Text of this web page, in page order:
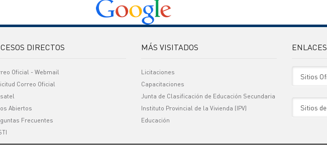
DIRECTOS
Oficial - Webmail
Correo Oficial
Abiertos
Frecuentes
MÁS VISITADOS
Licitaciones
Capacitaciones
Junta de Clasificación de Educación Secundaria
Instituto Provincial de la Vivienda (IPV)
Educación
ENLACES